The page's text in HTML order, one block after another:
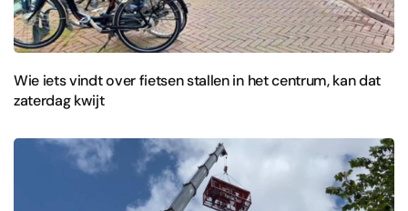
Wie iets vindt over fietsen stallen in het centrum, kan dat
zaterdag kwijt